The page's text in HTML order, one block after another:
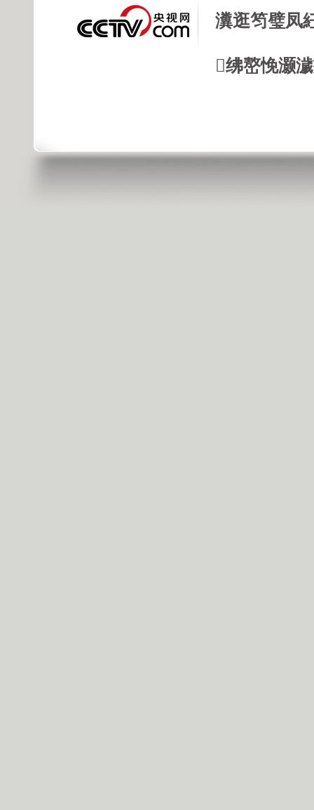
瀵逛笉璧凤
绋嶅悗灏